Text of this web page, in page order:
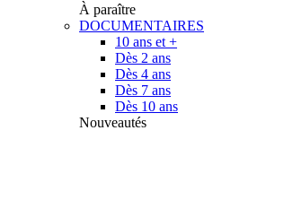
À paraître
DOCUMENTAIRES
10 ans et +
Dès 2 ans
Dès 4 ans
Dès 7 ans
Dès 10 ans
Nouveautés